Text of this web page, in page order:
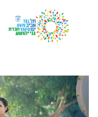
מַעֲרֶכֶת
בִּקְלִיק